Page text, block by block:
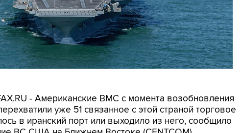
- Американские ВМС с момента возобновления
уже 51 связанное с этой страной торговое
в иранский порт или выходило из него, сообщило